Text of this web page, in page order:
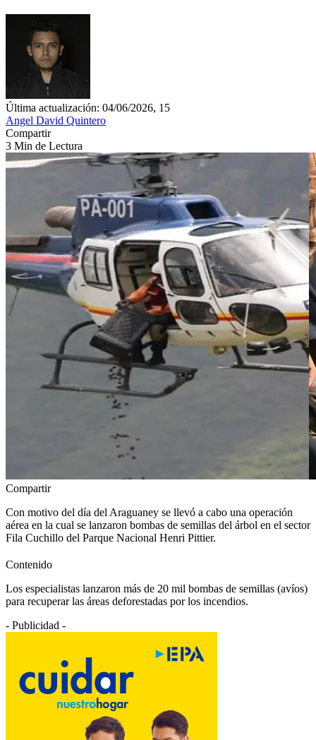
Última actualización: 04/06/2026, 15
Angel David Quintero
Compartir
3 Min de Lectura
Compartir
Con motivo del día del Araguaney se llevó a cabo una operación
aérea en la cual se lanzaron bombas de semillas del árbol en el sector
Fila Cuchillo del Parque Nacional Henri Pittier.
Contenido
Los especialistas lanzaron más de 20 mil bombas de semillas (avíos)
para recuperar las áreas deforestadas por los incendios.
- Publicidad -